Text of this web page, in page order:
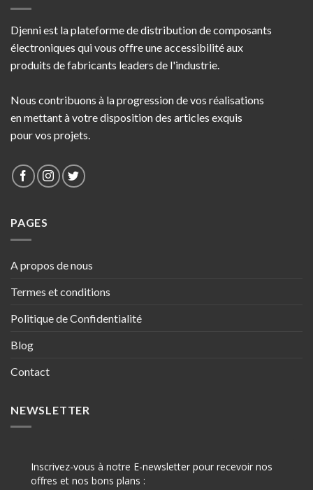
Djenni est la plateforme de distribution de composants
électroniques qui vous offre une accessibilité aux
produits de fabricants leaders de l'industrie.
Nous contribuons à la progression de vos réalisations
en mettant à votre disposition des articles exquis
pour vos projets.
PAGES
A propos de nous
Termes et conditions
Politique de Confidentialité
Blog
Contact
NEWSLETTER
Inscrivez-vous à notre E-newsletter pour recevoir nos
offres et nos bons plans :